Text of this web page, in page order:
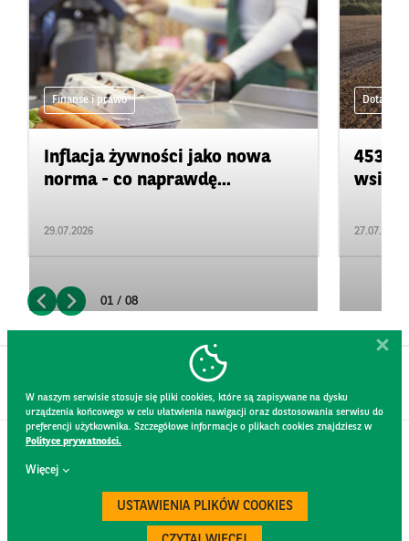
Finanse i prawo
Inflacja żywności jako nowa
norma - co naprawdę...
29.07.2026
Dotacje
453
wsi.
27.07.2026
01 / 08
W naszym serwisie stosuje się pliki cookies, które są zapisywane na dysku
urządzenia końcowego w celu ułatwienia nawigacji oraz dostosowania serwisu do
preferencji użytkownika. Szczegółowe informacje o plikach cookies znajdziesz w
Polityce prywatności.
Więcej
USTAWIENIA PLIKÓW COOKIES
KONTAKT
REGULAMIN STRONY
POLITYKA PRYWATNOŚCI